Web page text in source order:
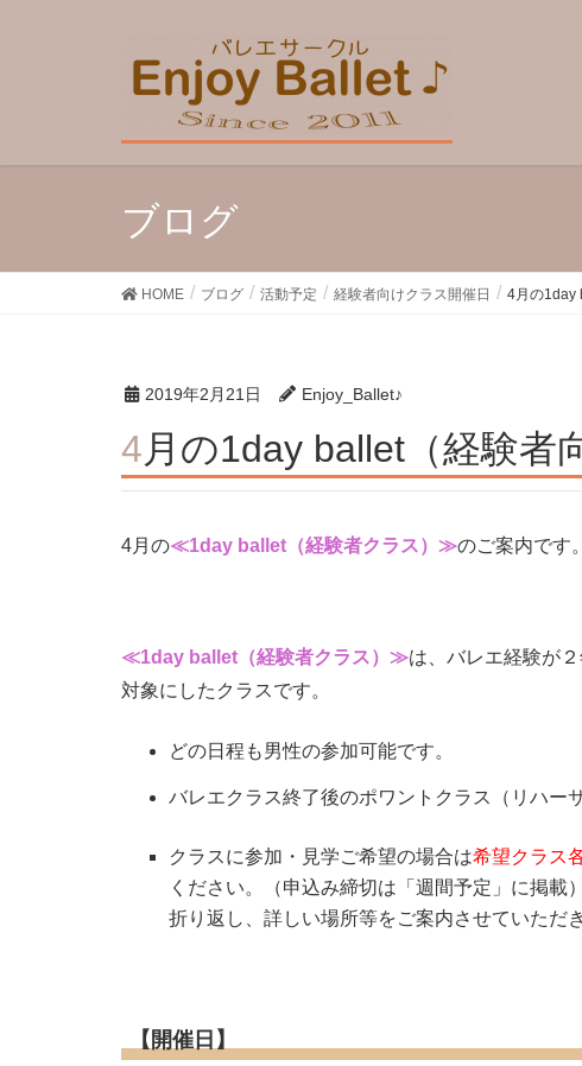
ブログ
HOME ブログ 活動予定 経験者向けクラス開催日 4月の1day
2019年2月21日 Enjoy_Ballet♪
4月の1day ballet（経験者
4月の≪1day ballet（経験者クラス）≫のご案内です。
≪1day ballet（経験者クラス）≫は、バレエ経験が
対象にしたクラスです。
どの日程も男性の参加可能です。
バレエクラス終了後のポワントクラス（リハー
クラスに参加・見学ご希望の場合は希望クラス
ください。（申込み締切は「週間予定」に掲載）
折り返し、詳しい場所等をご案内させていただ
【開催日】